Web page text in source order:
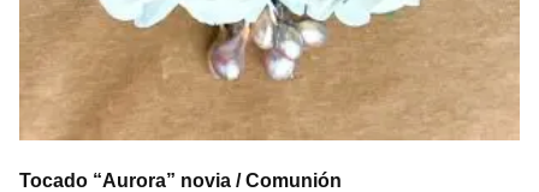
Tocado “Aurora” novia / Comunión